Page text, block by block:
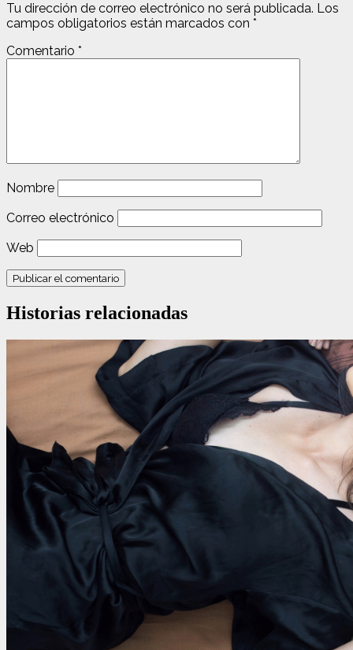
Tu dirección de correo electrónico no será publicada. Los
campos obligatorios están marcados con *
Comentario *
Nombre
Correo electrónico
Web
Historias relacionadas